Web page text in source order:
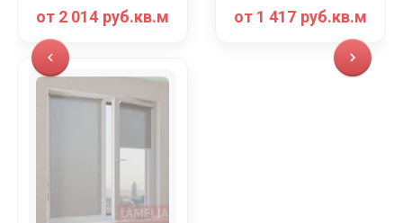
от 2 014 руб.кв.м от 1 417 руб.кв.м